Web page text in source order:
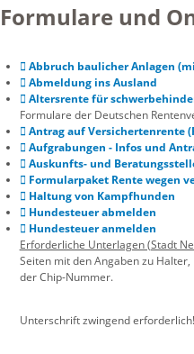
Formulare und
Abbruch baulicher Anlagen
Abmeldung ins Ausland
Altersrente für
Formulare der Deutschen
Antrag auf Versichertenrente
Aufgrabungen - Infos und
Auskunfts- und
Formularpaket Rente wegen
Haltung von Kampfhunden
Hundesteuer abmelden
Hundesteuer anmelden
Erforderliche Unterlagen (Stadt
Seiten mit den Angaben zu
der Chip-Nummer.
Unterschrift zwingend erforderlich!